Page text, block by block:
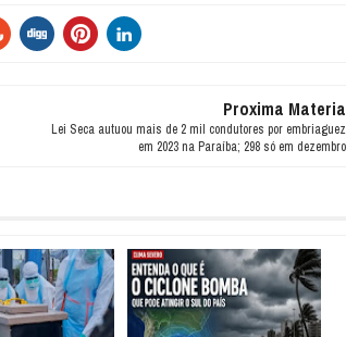
Proxima Materia
Lei Seca autuou mais de 2 mil condutores por embriaguez
em 2023 na Paraíba; 298 só em dezembro